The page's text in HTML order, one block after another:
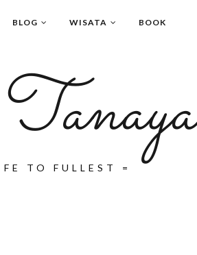
BLOG WISATA BOOK
TO FULLEST =